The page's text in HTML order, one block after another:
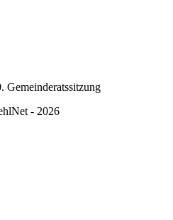
Gemeinderatssitzung
- 2026